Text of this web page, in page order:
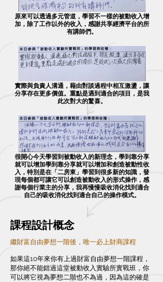
課程設計概念
繼財富自由夢想一階後，唯一必上財商課程
如果這10年來你有上過財富自由夢想一階課程，
那你絕不能錯過這堂被動收入實驗所實戰班，你
可以將它視為夢想二階也不為過，因為這的確是
原來可以透過多元管道，學習不一樣的被動收入增
加，除了工作以外的收入，感謝共享經濟平台的所
有講師們。
實際與負責人溝通，藉由對談過程中相互激盪，讓
分享存在更多價值。重點是遇到適合的項目，是我
此次對大的驚喜。
很開心今天學習到被動收入的新理念，學到靠分享
就可以增加學到靠分享就可以增加和創造被動性收
入，特別是在「二房東」學習到很多新的知識，發
現每個都可讓它可以創造被動收入的形式操作，感
謝每個行業主的分享，我再慢慢吸收消化找到適合
自己的吸收消化找到適合自己的操作模式。